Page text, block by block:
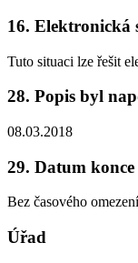
16. Elektronická
Tuto situaci lze řešit
28. Popis byl
08.03.2018
29. Datum
Bez časového
Úřad